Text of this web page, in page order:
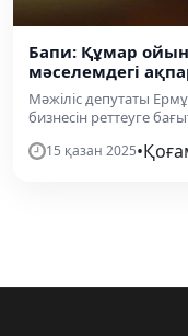
Бапи: Құмар ойын
мәселемдегі
Мәжіліс депутаты
бизнесін реттеуге
15 қазан 2025•